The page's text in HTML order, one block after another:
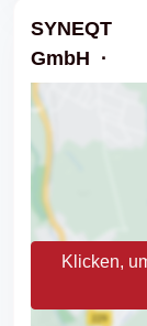
SYNEQT
GmbH
Klicken,